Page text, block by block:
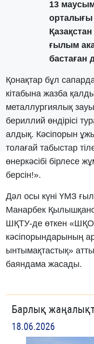
13
ғылым
бастаған
Қонақтар бұл
кітабына жазба
металлургиялық
бериллий өндірісі
алдық. Кәсіпорын
толағай табыстар
өнеркәсібі бірлесе
берсін!».
Дәл осы күні ҮМЗ
Манарбек
ШҚТУ-де өткен
кәсіпорындарының
ынтымақтастық»
баяндама жасады.
Барлық
18.06.2026